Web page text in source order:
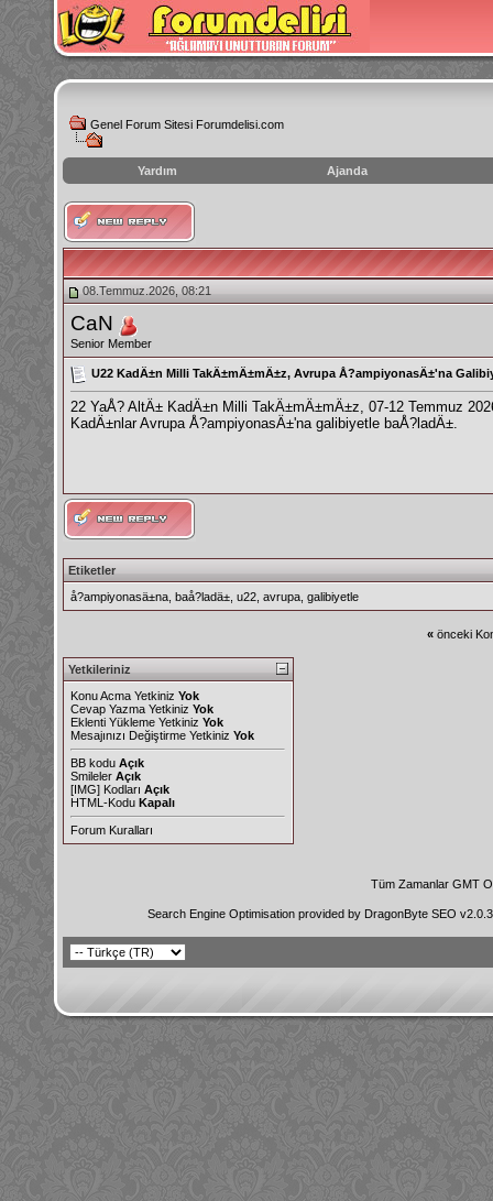
Genel Forum Sitesi Forumdelisi.com
Yardım Ajanda
instagram
izlenme
hilesi
08.Temmuz.2026, 08:21
CaN
Senior Member
U22 KadÄ±n Milli TakÄ±mÄ±mÄ±z, Avrupa Å?ampiyonasÄ±'na
22 YaÅ? AltÄ± KadÄ±n Milli TakÄ±mÄ±mÄ±z, 07-12 Temmuz
KadÄ±nlar Avrupa Å?ampiyonasÄ±'na galibiyetle baÅ?ladÄ±.
Etiketler
å?ampiyonasä±na baå?ladä± u22 avrupa galibiyetle
« önceki
Yetkileriniz
Konu Acma Yetkiniz Yok
Cevap Yazma Yetkiniz Yok
Eklenti Yükleme Yetkiniz Yok
Mesajınızı Değiştirme Yetkiniz Yok
BB kodu Açık
Smileler Açık
[IMG] Kodları Açık
HTML-Kodu Kapalı
Forum Kuralları
Tüm Zamanlar GMT
Search Engine Optimisation provided by DragonByte SEO